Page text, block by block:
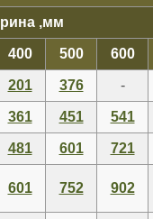
,мм
400 500 600
201 376 -
361 451 541
481 601 721
601 752 902